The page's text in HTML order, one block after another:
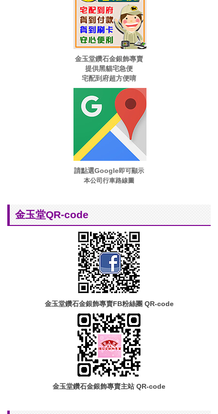
金玉堂鑽石金銀飾專賣
提供黑貓宅急便
宅配到府超方便唷
請點選Google即可顯示
本公司行車路線圖
金玉堂QR-code
金玉堂鑽石金銀飾專賣FB粉絲團 QR-code
金玉堂鑽石金銀飾專賣主站 QR-code